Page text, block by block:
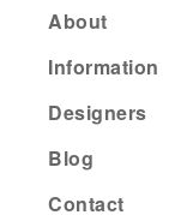
About
Information
Designers
Blog
Contact